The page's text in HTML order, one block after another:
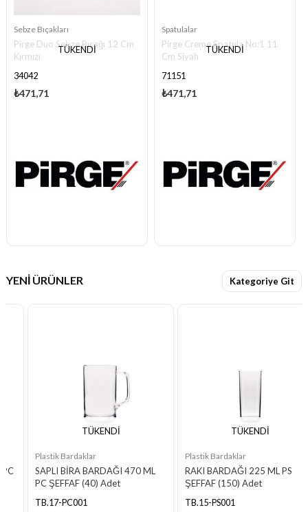
TÜKENDI
Sebze Bıçakları
Pirge Duo Sebze Bıçağı 12 Cm
Kırmızı
34042
₺471,71
TÜKENDI
Spatulalar
Pirge Creme Spatula No:1 11
Cm Siyah
71151
₺471,71
YENİ ÜRÜNLER
TÜKENDI
Plastik Bardaklar
SAPLI BİRA BARDAĞI 470 ML
PC ŞEFFAF (40) Adet
TB.17-PC001
TÜKENDI
Plastik Bardaklar
RAKI BARDAĞI 225 ML PS
ŞEFFAF (150) Adet
TB.15-PS001
Kategoriye Git